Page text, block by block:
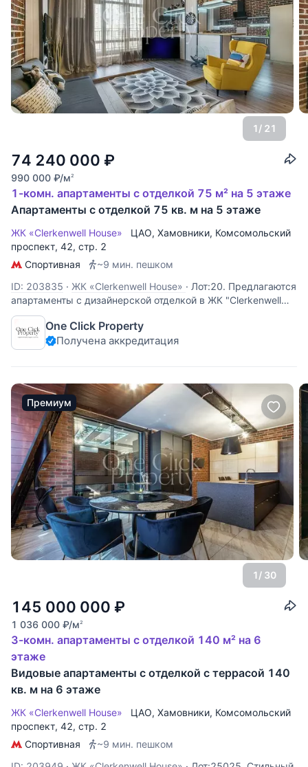
1/ 21
74 240 000 ₽
990 000 ₽/м2
1-комн. апартаменты с отделкой 75 м² на 5 этаже
Апартаменты с отделкой 75 кв. м на 5 этаже
ЖК «Clerkenwell House» ЦАО, Хамовники, Комсомольский
проспект, 42, стр. 2
Спортивная
~9 мин. пешком
ID: 203835 · ЖК «Clerkenwell House» · Лот:20. Предлагаются
апартаменты с дизайнерской отделкой в ЖК "Clerkenwell
House". Функциональная планировка: кухня-гостиная с
обеденной зоной, зона спальни, ванная комната,
гардеробная. Апартаменты меблированы и оснащены всей
One Click Property
Получена аккредитация
Премиум
1/ 30
145 000 000 ₽
1 036 000 ₽/м2
3-комн. апартаменты с отделкой 140 м² на 6
этаже
Видовые апартаменты с отделкой с террасой 140
кв. м на 6 этаже
ЖК «Clerkenwell House» ЦАО, Хамовники, Комсомольский
проспект, 42, стр. 2
Спортивная
~9 мин. пешком